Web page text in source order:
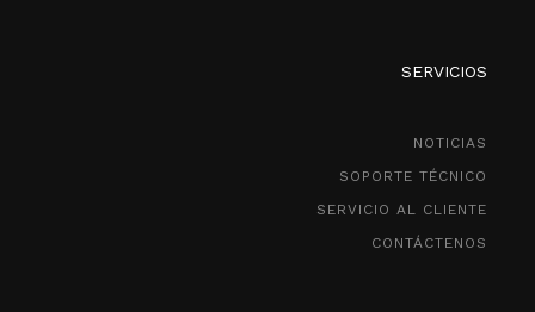
SERVICIOS
NOTICIAS
SOPORTE TÉCNICO
SERVICIO AL CLIENTE
CONTÁCTENOS